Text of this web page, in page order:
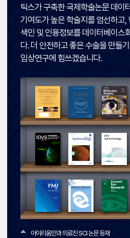
틱스가 구축한 국제학술논문 데이
기여도가 높은 학술지를 엄선하고,
색인 및 인용정보를 데이터베이스
다. 더 안전하고 좋은 수술을 만들
임상연구에 힘쓰겠습니다.
아이리움안과 의료진 SCI 논문 등재